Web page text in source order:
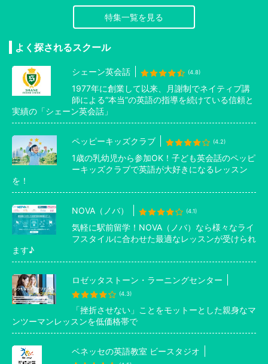
特集一覧を見る
よく探されるスクール
シェーン英会話 (4.8)
1977年に創業して以来、月謝制でネイティブ講
師による”本当”の英語の指導を続けている信頼と
実績の「シェーン英会話」
ペッピーキッズクラブ (4.2)
1歳の乳幼児から参加OK！子ども英会話のペッピ
ーキッズクラブで英語が大好きになるレッスン
を！
NOVA（ノバ） (4.1)
気軽に駅前留学！NOVA（ノバ）なら様々なライ
フスタイルに合わせた最適なレッスンが受けられ
ます♪
ロゼッタストーン・ラーニングセンター
(4.3)
「挫折させない」ことをモットーとした親身なマ
ンツーマンレッスンを低価格帯で
ベネッセの英語教室 ビースタジオ